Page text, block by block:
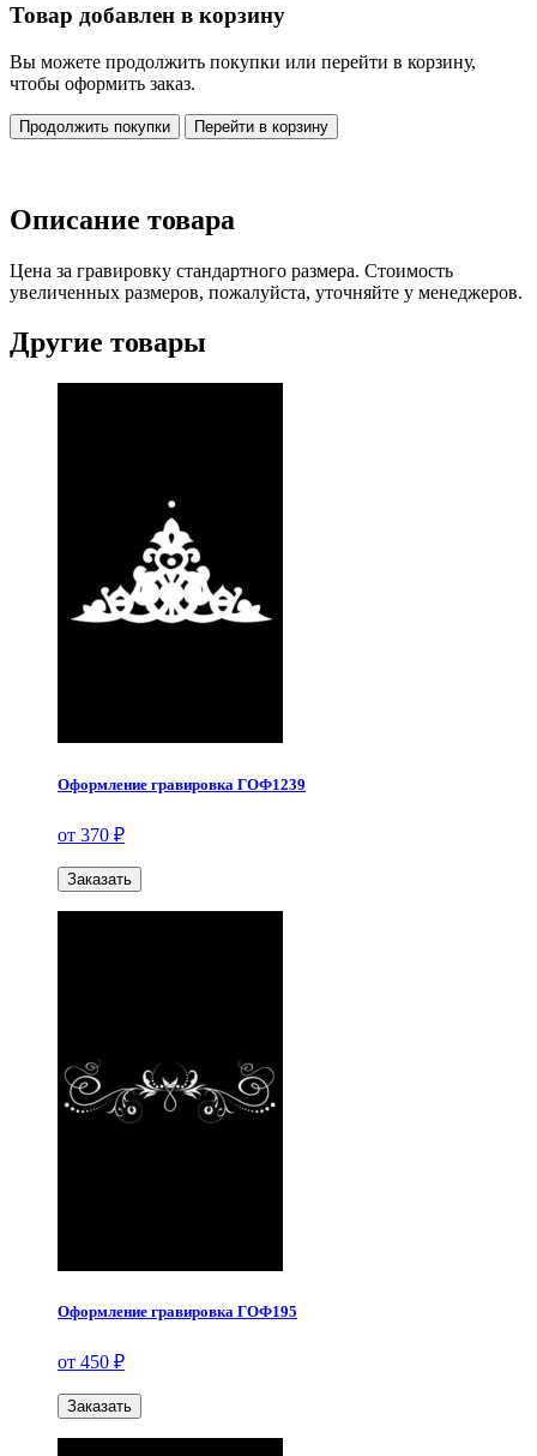
Товар добавлен в корзину
Вы можете продолжить покупки или перейти в корзину,
чтобы оформить заказ.
Продолжить покупки Перейти в корзину
Описание товара
Цена за гравировку стандартного размера. Стоимость
увеличенных размеров, пожалуйста, уточняйте у менеджеров.
Другие товары
Оформление гравировка ГОФ1239
от 370 ₽
Заказать
Оформление гравировка ГОФ195
от 450 ₽
Заказать